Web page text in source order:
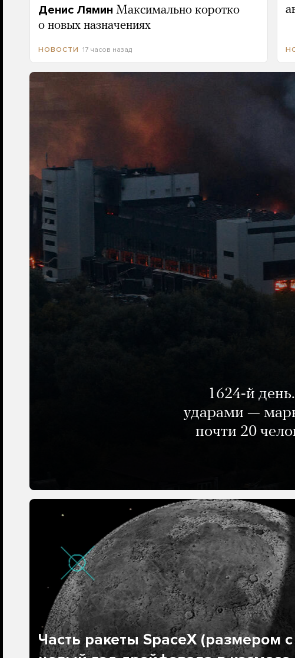
Денис Лямин Максимально коротко
о новых назначениях
НОВОСТИ 17 часов назад
1624-й
ударами —
почти 20
Часть ракеты SpaceX (размером с